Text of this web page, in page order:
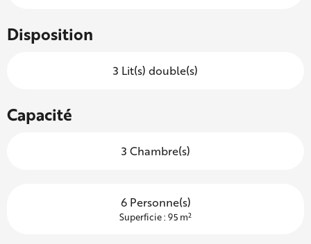
Disposition
3 Lit(s) double(s)
Capacité
3 Chambre(s)
6 Personne(s)
Superficie : 95 m2